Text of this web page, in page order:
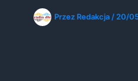
Przez Redakcja / 20/